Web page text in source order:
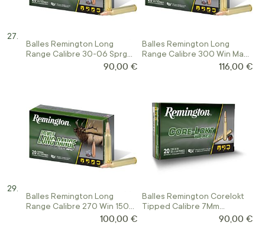
Balles Remington Long
Range Calibre 30-06 Sprg
172 Gr Ogive Speer Impact
90,00 €
Balles Remington Long
Range Calibre 300 Win Mag
190 Gr Ogive Speer Impact
116,00 €
Balles Remington Long
Range Calibre 270 Win 150
Gr Ogive Speer Impact100,00 €
Balles Remington Corelokt
Tipped Calibre 7Mm
Remington Mag 150 Gr90,00 €